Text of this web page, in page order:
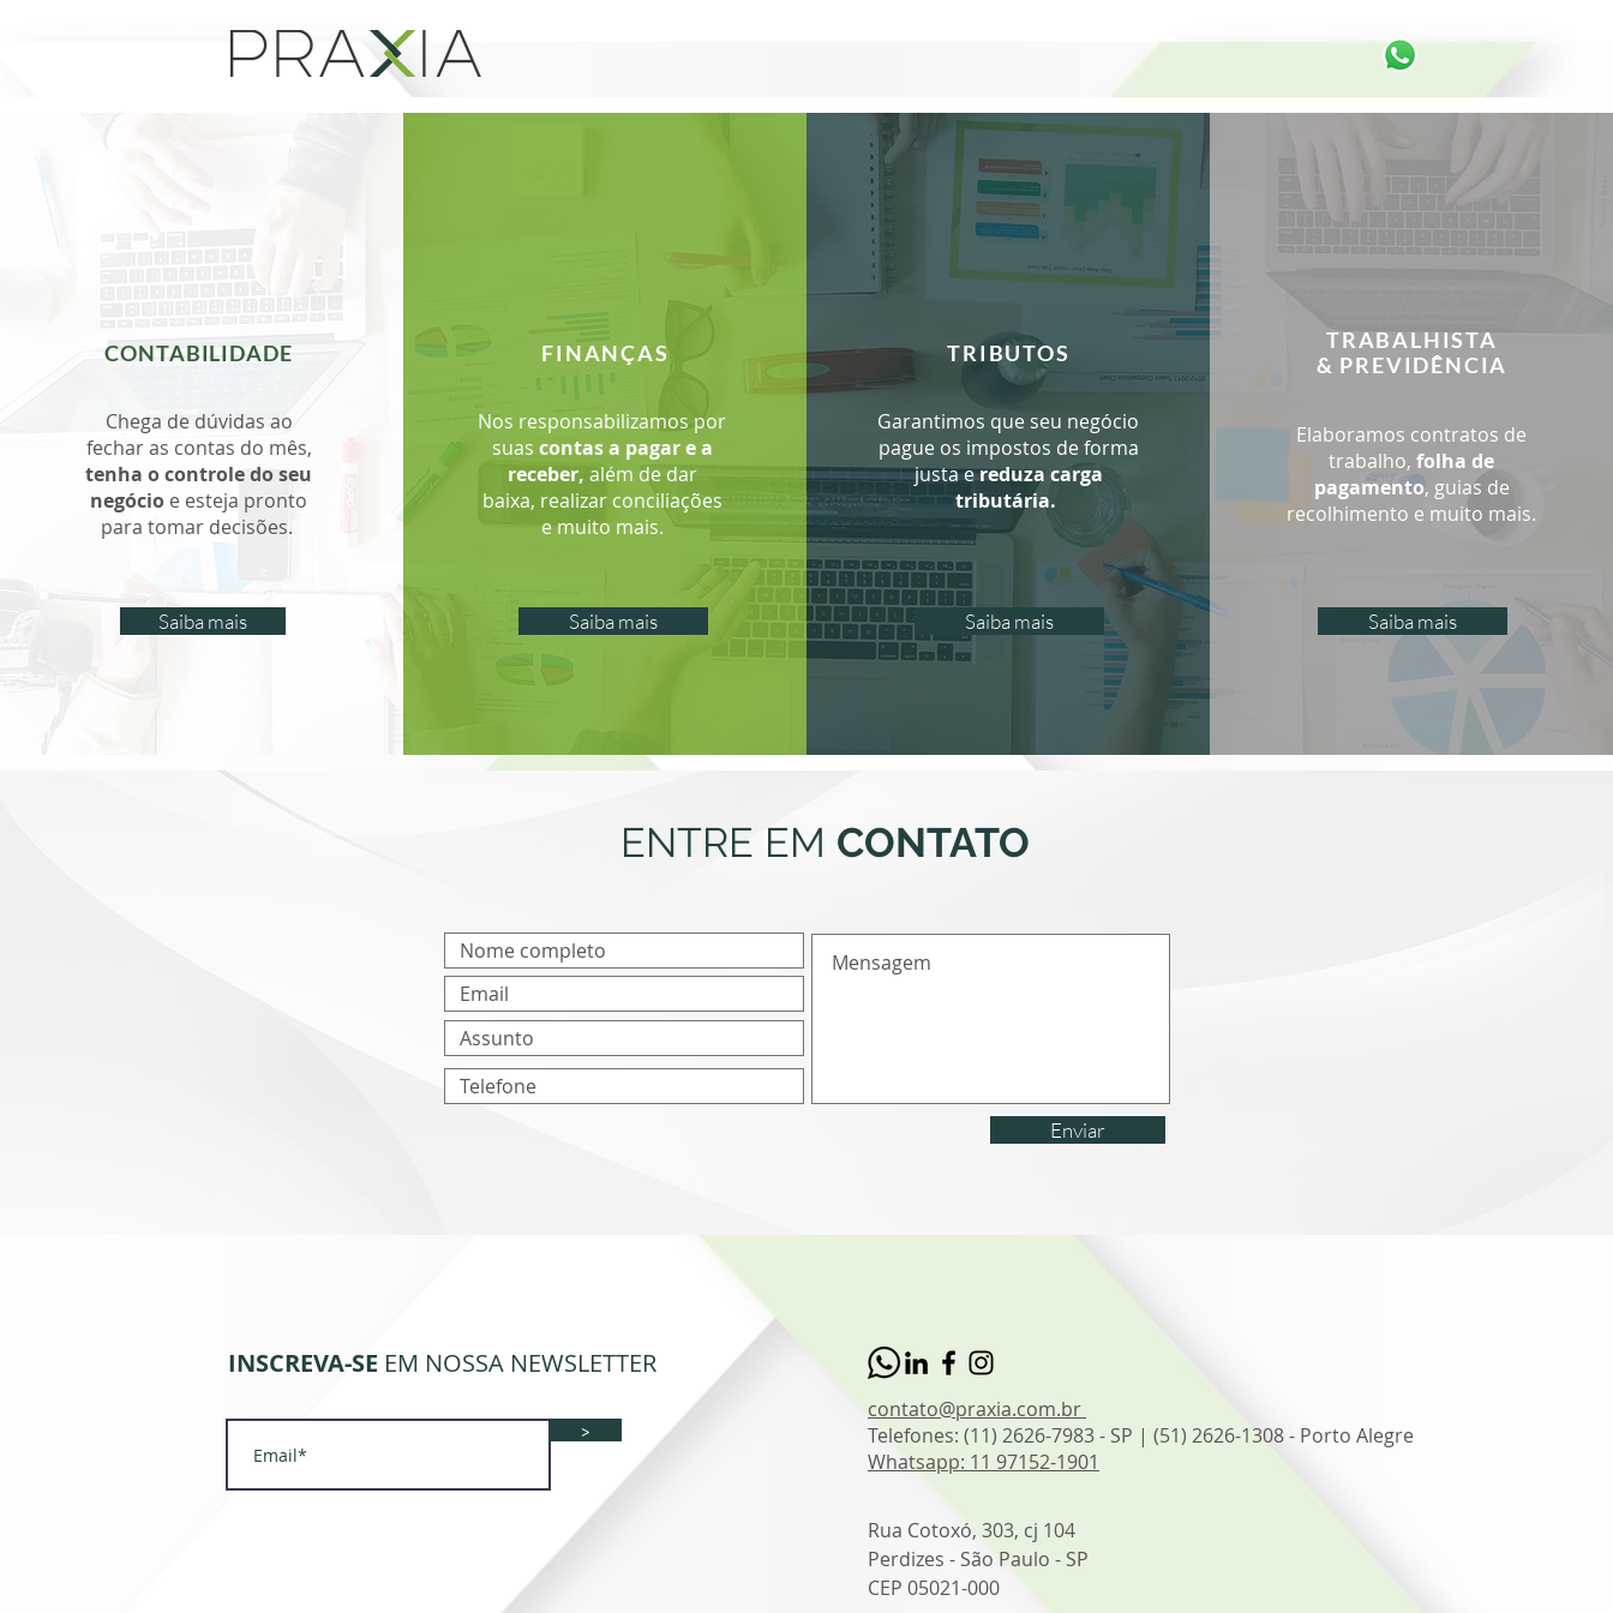
CONTABILIDADE
Chega de dúvidas ao
fechar as contas do mês,
tenha ocontrole do seu
negócio e esteja pronto
para tomar decisões.
Saiba mais
FINANÇAS
Nos responsabilizamos por
suas contas a pagar e a
receber, além de dar
baixa, realizar conciliações
e muito mais.
Saiba mais
TRIBUTOS
Garantimos que seu negócio
pague os impostos de forma
justa ereduza carga
tributária.
Saiba mais
TRABALHISTA
& PREVIDÊNCIA
Elaboramos contratos de
trabalho, folha de
pagamento, guias de
recolhimento e muito mais.
Saiba mais
ENTRE EM CONTATO
Enviar
INSCREVA-SE EM NOSSA NEWSLETTER
>
contato@praxia.com.br
Telefones: (11) 2626-7983 - SP | (51) 2626-1308 - Porto Alegre
Whatsapp: 11 97152-1901
Rua Cotoxó, 303, cj 104
Perdizes - São Paulo - SP
CEP 05021-000